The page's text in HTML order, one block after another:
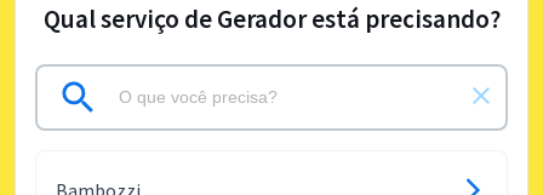
Qual serviço de Gerador está precisando?
Bambozzi